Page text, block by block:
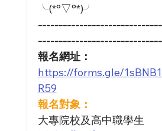
╰(*°▽°*)╯
報名網址：
https://forms.gle/
R59
報名對象：
大專院校及高中職學生